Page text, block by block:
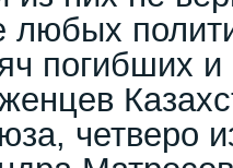
любых
погибших
четверо